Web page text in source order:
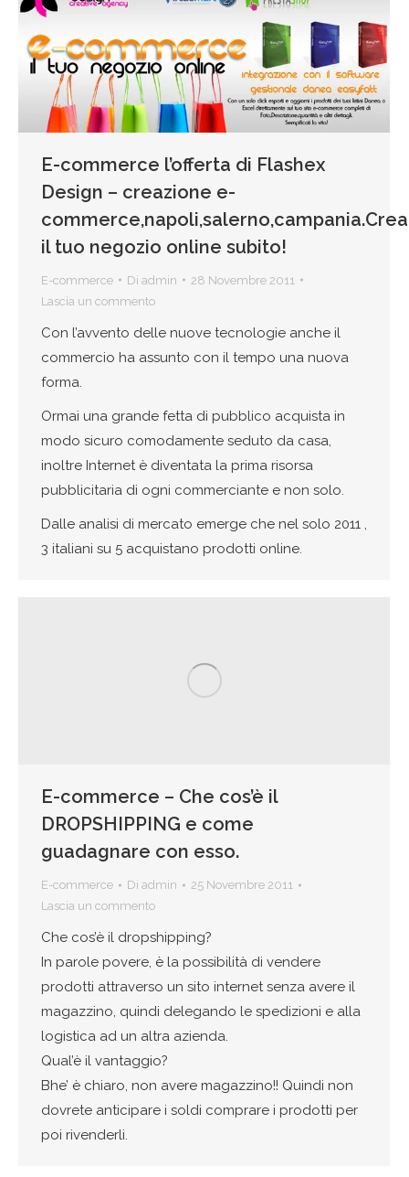
E-commerce l’offerta di Flashex
Design – creazione e-
commerce,napoli,salerno,campania.Crea
il tuo negozio online subito!
E-commerce Di admin
28 Novembre 2011
Lascia un commento
Con l’avvento delle nuove tecnologie anche il
commercio ha assunto con il tempo una nuova
forma.
Ormai una grande fetta di pubblico acquista in
modo sicuro comodamente seduto da casa,
inoltre Internet è diventata la prima risorsa
pubblicitaria di ogni commerciante e non solo.
Dalle analisi di mercato emerge che nel solo 2011 ,
3 italiani su 5 acquistano prodotti online.
E-commerce – Che cos’è il
DROPSHIPPING e come
guadagnare con esso.
E-commerce Di admin
25 Novembre 2011
Lascia un commento
Che cos’è il dropshipping?
In parole povere, è la possibilità di vendere
prodotti attraverso un sito internet senza avere il
magazzino, quindi delegando le spedizioni e alla
logistica ad un altra azienda.
Qual’è il vantaggio?
Bhe’ è chiaro, non avere magazzino!! Quindi non
dovrete anticipare i soldi comprare i prodotti per
poi rivenderli.